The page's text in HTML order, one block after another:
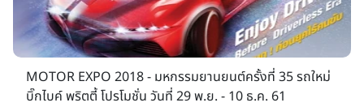
MOTOR EXPO 2018 - มหกรรมยานยนต์ครั้งที่ 35 รถใหม่
บิ๊กไบค์ พริตตี้ โปรโมชั่น วันที่ 29 พ.ย. - 10 ธ.ค. 61